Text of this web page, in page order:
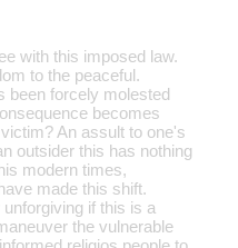
with this imposed law.
to the peaceful.
been forcely molested
becomes
An assult to one's
outsider this has nothing
modern times,
made this shift.
if this is a
the vulnerable